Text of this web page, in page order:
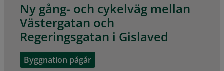
Ny gång- och cykelväg mellan
Västergatan och
Regeringsgatan i Gislaved
Byggnation pågår